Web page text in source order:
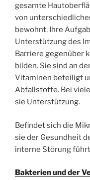
gesamte
von
bewohnt. Ihre
Unterstützung des
Barriere gegenüber
bilden. Sie sind an
Vitaminen beteiligt
Abfallstoffe. Bei
sie Unterstützung.
Befindet sich die
sie der Gesundheit
interne Störung
Bakterien und der